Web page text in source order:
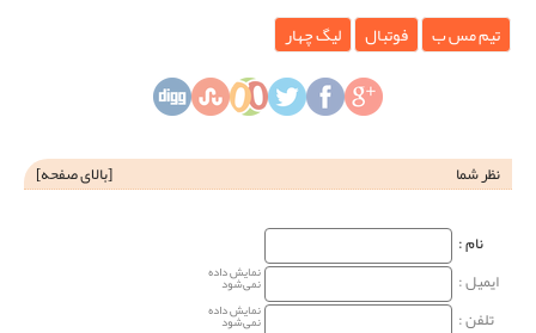
تیم مس ب فوتبال لیگ چهار
نظر شما [بالای صفحه]
نام‌ :
ایمیل :
نمایش داده
نمی‌شود
تلفن : نمایش داده
نمی‌شود